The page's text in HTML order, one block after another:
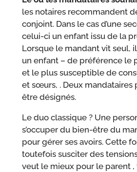
les notaires recommandent
conjoint. Dans le cas d’une
celui-ci un enfant issu de la
Lorsque le mandant vit seul,
un enfant – de préférence le
et le plus susceptible de
et sœurs, . Deux mandataires
être désignés.
Le duo classique ? Une
s’occuper du bien-être du
pour gérer ses avoirs. Cette
toutefois susciter des
veut le mieux pour le parent ,